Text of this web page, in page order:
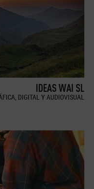
IDEAS WAI SL
DIGITAL Y AUDIOVISUAL